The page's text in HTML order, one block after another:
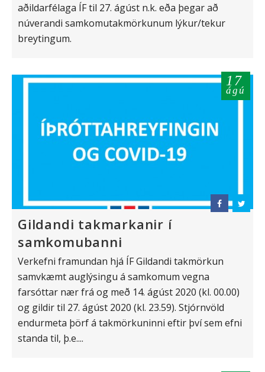
aðildarfélaga ÍF til 27. ágúst n.k. eða þegar að
núverandi samkomutakmörkunum lýkur/tekur
breytingum.
17
ágú
Gildandi takmarkanir í
samkomubanni
Verkefni framundan hjá ÍF Gildandi takmörkun
samvkæmt auglýsingu á samkomum vegna
farsóttar nær frá og með 14. ágúst 2020 (kl. 00.00)
og gildir til 27. ágúst 2020 (kl. 23.59). Stjórnvöld
endurmeta þörf á takmörkuninni eftir því sem efni
standa til, þ.e....